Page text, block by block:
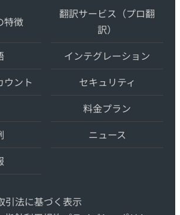
特徴
翻訳サービス（プロ翻
訳）
インテグレーション
ウント
セキュリティ
料金プラン
ニュース
引法に基づく表示